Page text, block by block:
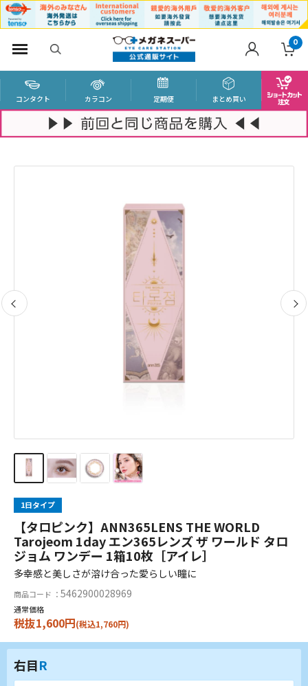
0
コンタクト カラコン 定期便 まとめ買い
1日タイプ
【タロピンク】ANN365LENS THE WORLD
Tarojeom 1day エン365レンズ ザ ワールド タロ
ジョム ワンデー 1箱10枚［アイレ］
多幸感と美しさが溶け合った愛らしい瞳に
商品コード ： 5462900028969
通常価格
税抜1,600円(税込1,760円)
右目R